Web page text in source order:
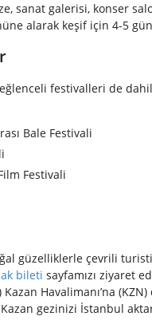
sanat galerisi, konser
alarak keşif için 4-5
festivalleri de
Bale Festivali
Festivali
güzelliklerle çevrili
bileti sayfamızı ziyaret
Kazan Havalimanı’na
Kazan gezinizi İstanbul